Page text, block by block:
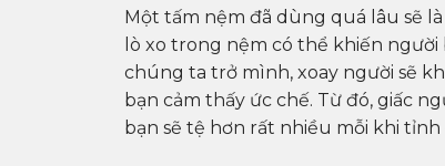
Một tấm nệm đã dùng quá lâu sẽ
lò xo trong nệm có thể khiến
chúng ta trở mình, xoay người sẽ
bạn cảm thấy ức chế. Từ đó, giấc
bạn sẽ tệ hơn rất nhiều mỗi khi tỉnh